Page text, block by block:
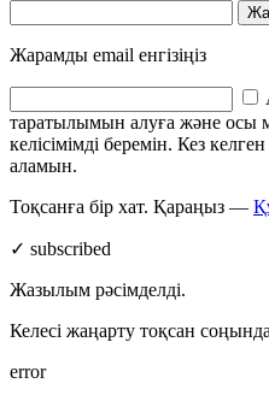
Жарамды email енгізіңіз
таратылымын алуға және осы
келісімімді беремін. Кез
аламын.
Тоқсанға бір хат. Қараңыз —
✓ subscribed
Жазылым рәсімделді.
Келесі жаңарту тоқсан
error